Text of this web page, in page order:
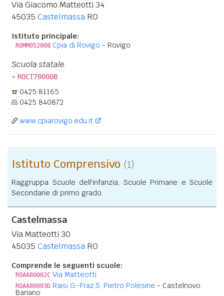
Via Giacomo Matteotti 34
45035 Castelmassa RO
Istituto principale:
ROMM052008 Cpia di Rovigo - Rovigo
Scuola statale
» ROCT70000B
0425 81165
0425 840872
www.cpiarovigo.edu.it
Istituto Comprensivo (1)
Raggruppa Scuole dell'infanzia, Scuole Primarie e Scuole
Secondarie di primo grado.
Castelmassa
Via Matteotti 30
45035 Castelmassa RO
Comprende le seguenti scuole:
ROAA80002C Via Matteotti
ROAA80003D Raisi G.-Fraz.S. Pietro Polesine - Castelnovo
Bariano